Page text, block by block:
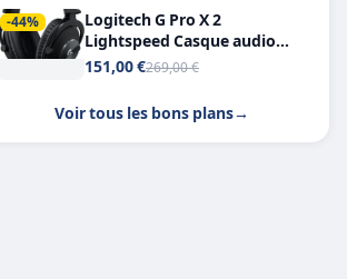
7.1
-44%
Logitech G Pro X 2
Lightspeed Casque audio
bluetooth
151,00 €269,00 €
Voir tous les bons plans→